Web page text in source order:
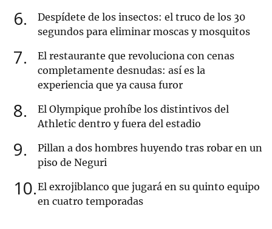
6
Despídete de los insectos: el truco de los 30
segundos para eliminar moscas y mosquitos
7
El restaurante que revoluciona con cenas
completamente desnudas: así es la
experiencia que ya causa furor
8
El Olympique prohíbe los distintivos del
Athletic dentro y fuera del estadio
9
Pillan a dos hombres huyendo tras robar en un
piso de Neguri
10 El exrojiblanco que jugará en su quinto equipo
en cuatro temporadas